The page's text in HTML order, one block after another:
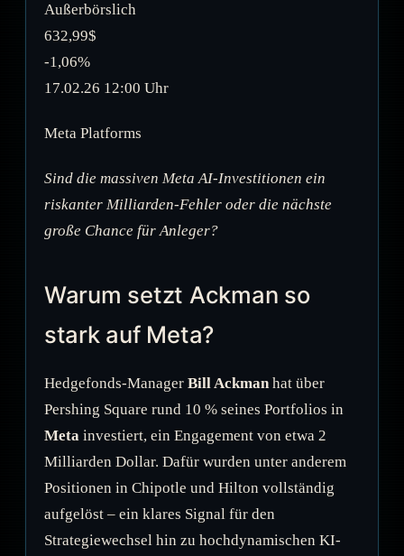
Außerbörslich
632,99$
-1,06%
17.02.26 12:00 Uhr
Meta Platforms
Sind die massiven Meta AI-Investitionen ein
riskanter Milliarden-Fehler oder die nächste
große Chance für Anleger?
Warum setzt Ackman so
stark auf Meta?
Hedgefonds-Manager Bill Ackman hat über
Pershing Square rund 10 % seines Portfolios in
Meta investiert, ein Engagement von etwa 2
Milliarden Dollar. Dafür wurden unter anderem
Positionen in Chipotle und Hilton vollständig
aufgelöst – ein klares Signal für den
Strategiewechsel hin zu hochdynamischen KI-